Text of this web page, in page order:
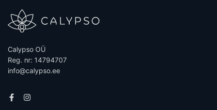
Calypso OÜ
Reg. nr: 14794707
info@calypso.ee